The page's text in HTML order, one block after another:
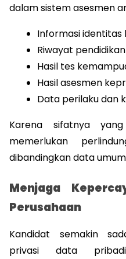
dalam sistem asesmen
Informasi identitas
Riwayat
Hasil tes
Hasil asesmen
Data perilaku dan
Karena sifatnya
memerlukan
dibandingkan data
Menjaga
Perusahaan
Kandidat semakin
privasi data